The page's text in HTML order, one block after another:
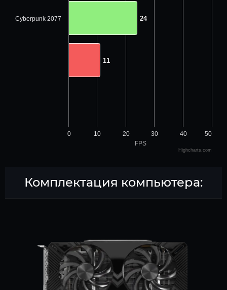
FPS
24
24
11
11
0 10 20 30 40 50
Cyberpunk 2077
Highcharts.com
Комплектация компьютера: